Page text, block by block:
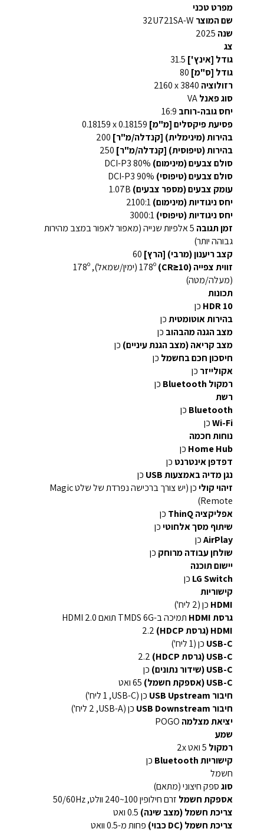
מפרט טכני
שם המוצר
שנה
צג
גודל [אינץ']
גודל [ס"מ]
רזולוציה
סוג פאנל
יחס גובה-רוחב
פסיעת פיקסלים [מ"מ]
בהירות (מינימלית) [קנדלה/מ"ר]
בהירות (טיפוסית) [קנדלה/מ"ר]
סולם צבעים (מינימום)
סולם צבעים (טיפוסי)
עומק צבעים (מספר צבעים)
יחס ניגודיות (מינימום)
יחס ניגודיות (טיפוסי)
זמן תגובה 5 אלפיות שנייה (מאפור לאפור במצב מהירות
גבוהה יותר)
קצב ריענון (מרבי) [הרץ]
זווית צפייה (CR≥10)
178º (ימין/שמאל), 178º
(מעלה/מטה)
תכונות
HDR 10 כן
בהירות אוטומטיתכן
מצב הגנה מהבהוב כן
מצב קריאה (מצב הגנת עיניים) כן
חיסכון חכם בחשמל כן
אקולייזר כן
רמקול Bluetooth
כן
רשת
Bluetooth כן
Wi-Fiכן
נוחות חכמה
Home Hub כן
דפדפן אינטרנט כן
נגן מדיה באמצעות USB
כן
זיהוי קולי
כן (יש צורך ברכישה נפרדת של שלט ‏Magic
Remote)
אפליקציה ThinQ
כן
שיתוף מסך אלחוטיכן
AirPlayכן
שולחן עבודה מרוחק כן
יישום תוכנה
LG Switch כן
קישוריות
HDMI כן (2 ליח')
גרסת HDMI
תמיכה ב-TMDS 6G תואם HDMI 2.0
HDMI (גרסת HDCP)
USB-C כן (1 ליח')
USB-C (גרסת HDCP)
USB-C (שידור נתונים)
כן
USB-C (אספקת חשמל)
חיבור USB Upstream
כן (USB-C, ‏1 ליח')
חיבור USB Downstream
כן (USB-A, ‏2 ליח')
יציאת מצלמה
שמע
רמקול
קישוריות Bluetooth
כן
חשמל
סוגספק חיצוני (מתאם)
אספקת חשמל זרם חילופין ‏100~240 וולט, 50/60Hz
צריכת חשמל (מצב שינה)
צריכת חשמל (DC כבוי)
פחות מ-0.5 וואט